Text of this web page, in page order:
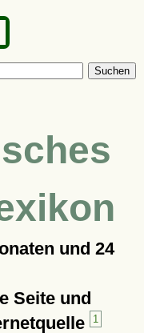
Suchen
und 24
Seite und
1